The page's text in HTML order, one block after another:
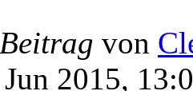
von
2015,